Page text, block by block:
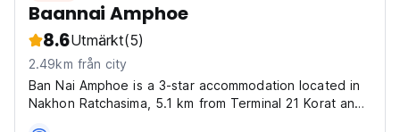
Baannai Amphoe
8.6Utmärkt(5)
2.49km från city
Ban Nai Amphoe is a 3-star accommodation located in
Nakhon Ratchasima, 5.1 km from Terminal 21 Korat and